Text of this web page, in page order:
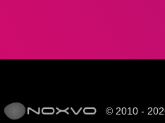
© 2010 -